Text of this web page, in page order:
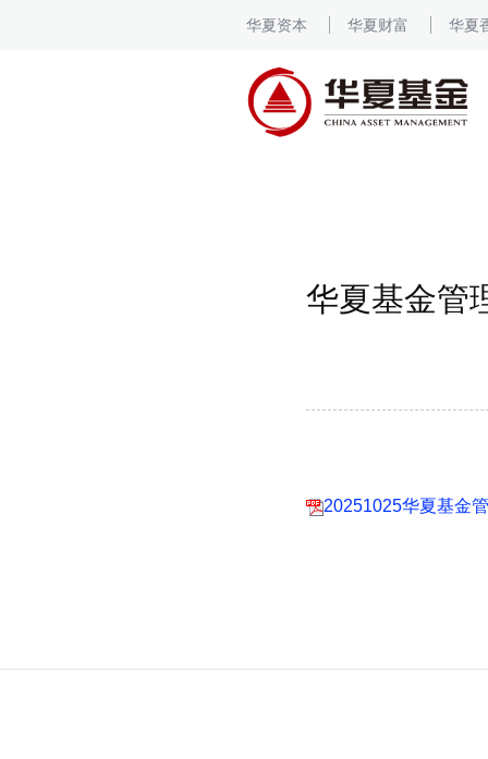
华夏资本 华夏财富 华夏
华夏基金管
20251025华夏基金